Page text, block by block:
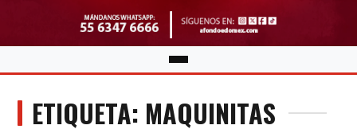
ETIQUETA: MAQUINITAS